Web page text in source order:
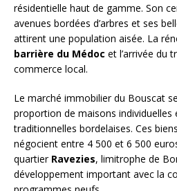
résidentielle haut de gamme. Son
avenues bordées d’arbres et ses
attirent une population aisée. La
barrière du Médoc et l’arrivée du
commerce local.
Le marché immobilier du Bouscat
proportion de maisons individuelles
traditionnelles bordelaises. Ces
négocient entre 4 500 et 6 500
quartier Ravezies, limitrophe de
développement important avec la